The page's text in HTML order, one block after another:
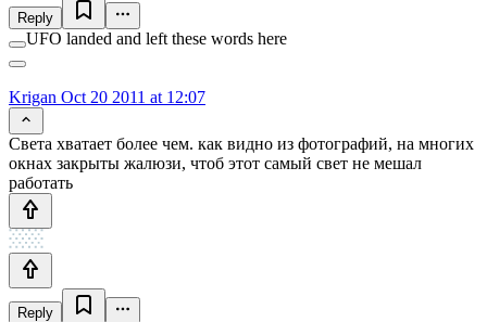
Reply
UFO landed and left these words here
Krigan Oct 20 2011 at 12:07
Cвета хватает более чем. как видно из фотографий, на многих
окнах закрыты жалюзи, чтоб этот самый свет не мешал
работать
Reply